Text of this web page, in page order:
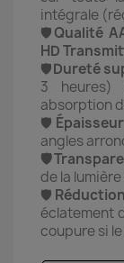
intégrale
🛡️Qualité
HD
🛡️Dureté
3
absorption
🛡️
angles
de la
🛡️
éclatement
coupure si